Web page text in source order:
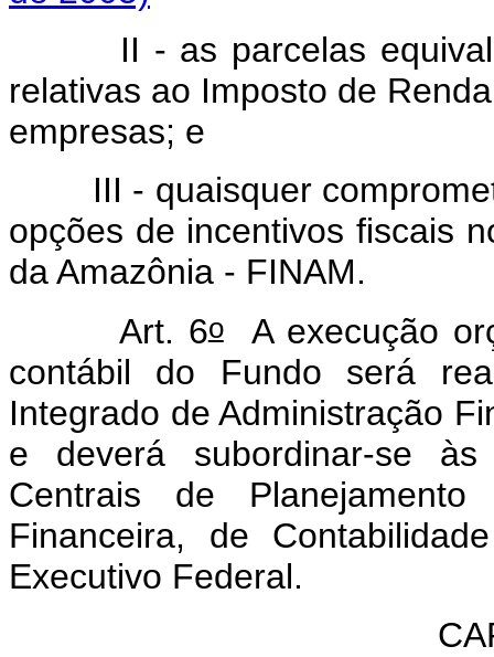
II - as parcelas
relativas ao Imposto de
empresas; e
III - quaisquer
opções de incentivos fiscais
da Amazônia - FINAM.
Art. 6oA execução
contábil do Fundo será
Integrado de Administração
e deverá subordinar-se
Centrais de
Financeira, de
Executivo Federal.